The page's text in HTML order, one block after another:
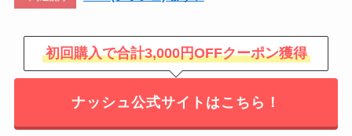
初回購入で合計3,000円OFFクーポン獲得
ナッシュ公式サイトはこちら！